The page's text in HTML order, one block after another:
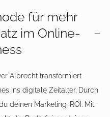
für mehr
im Online-
Albrechttransformiert
ins digitale Zeitalter. Durch
deinen Marketing-ROI. Mit